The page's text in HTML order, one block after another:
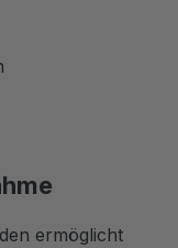
ermöglicht